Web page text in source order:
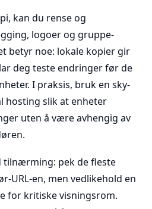
kan du rense og
logoer og gruppe-
betyr noe: lokale kopier gir
deg teste endringer før de
I praksis, bruk en sky-
hosting slik at enheter
uten å være avhengig av
tilnærming: pek de fleste
URL-en, men vedlikehold en
for kritiske visningsrom.